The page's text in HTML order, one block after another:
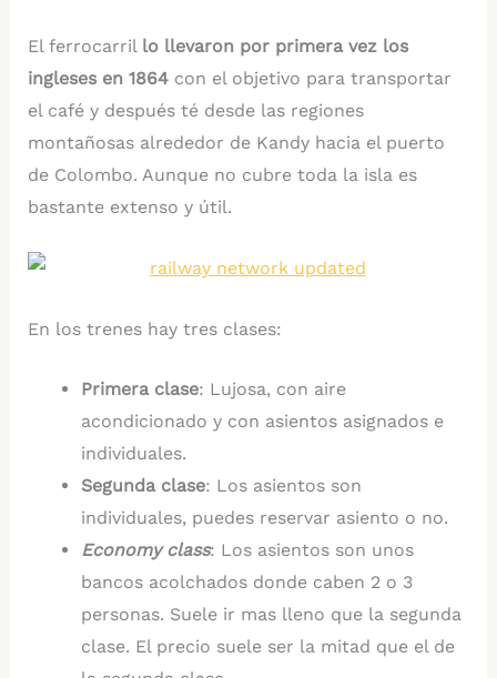
El ferrocarril lo llevaron por primera vez los
ingleses en 1864con el objetivo para transportar
el café y después té desde las regiones
montañosas alrededor de Kandy hacia el puerto
de Colombo. Aunque no cubre toda la isla es
bastante extenso y útil.
En los trenes hay tres clases:
Primera clase: Lujosa, con aire
acondicionado y con asientos asignados e
individuales.
Segunda clase: Los asientos son
individuales, puedes reservar asiento o no.
Economy class: Los asientos son unos
bancos acolchados donde caben 2 o 3
personas. Suele ir mas lleno que la segunda
clase. El precio suele ser la mitad que el de